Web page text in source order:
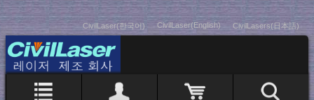
CivilLaser(한국어) CivilLaser(English) CivilLasers(日本語)